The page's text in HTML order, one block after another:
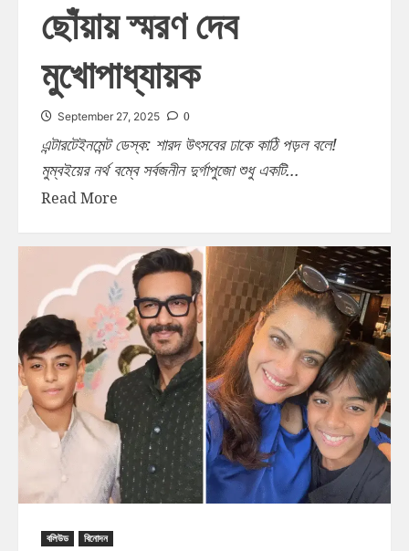
ছোঁয়ায় স্মরণ দেব
মুখোপাধ্যায়ক
September 27, 2025 0
এন্টারটেইনমেন্ট ডেস্ক: শারদ উৎসবের ঢাকে কাঠি পড়ল বলে!
মুম্বইয়ের নর্থ বম্বে সর্বজনীন দুর্গাপুজো শুধু একটি...
Read More
বলিউড বিনোদন